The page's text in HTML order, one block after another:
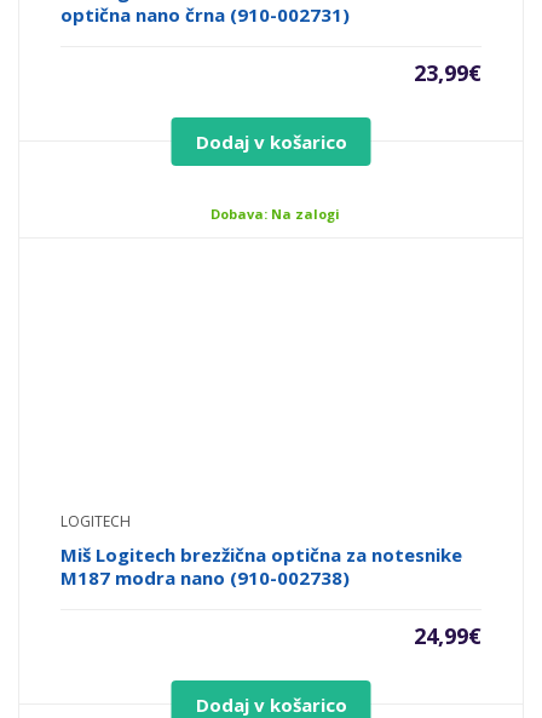
optična nano črna (910-002731)
23,99€
Dodaj v košarico
Dobava: Na zalogi
LOGITECH
Miš Logitech brezžična optična za notesnike
M187 modra nano (910-002738)
24,99€
Dodaj v košarico